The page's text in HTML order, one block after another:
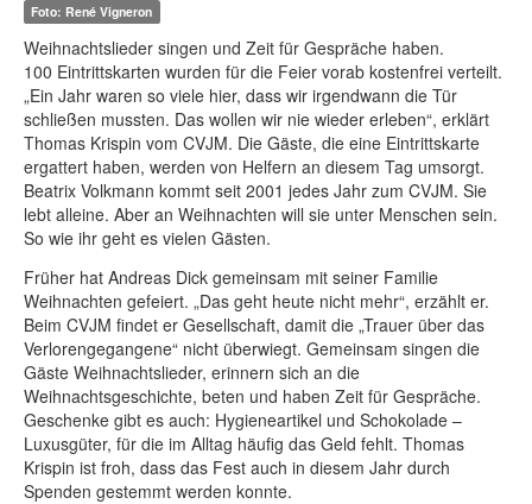
Foto: René Vigneron
Weihnachtslieder singen und Zeit für Gespräche haben.
100 Eintrittskarten wurden für die Feier vorab kostenfrei verteilt.
„Ein Jahr waren so viele hier, dass wir irgendwann die Tür
schließen mussten. Das wollen wir nie wieder erleben“, erklärt
Thomas Krispin vom CVJM. Die Gäste, die eine Eintrittskarte
ergattert haben, werden von Helfern an diesem Tag umsorgt.
Beatrix Volkmann kommt seit 2001 jedes Jahr zum CVJM. Sie
lebt alleine. Aber an Weihnachten will sie unter Menschen sein.
So wie ihr geht es vielen Gästen.
Früher hat Andreas Dick gemeinsam mit seiner Familie
Weihnachten gefeiert. „Das geht heute nicht mehr“, erzählt er.
Beim CVJM findet er Gesellschaft, damit die „Trauer über das
Verlorengegangene“ nicht überwiegt. Gemeinsam singen die
Gäste Weihnachtslieder, erinnern sich an die
Weihnachtsgeschichte, beten und haben Zeit für Gespräche.
Geschenke gibt es auch: Hygieneartikel und Schokolade –
Luxusgüter, für die im Alltag häufig das Geld fehlt. Thomas
Krispin ist froh, dass das Fest auch in diesem Jahr durch
Spenden gestemmt werden konnte.